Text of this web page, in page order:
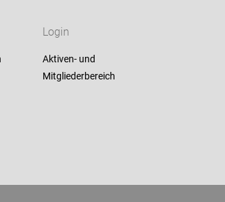
Login
Aktiven- und
Mitgliederbereich